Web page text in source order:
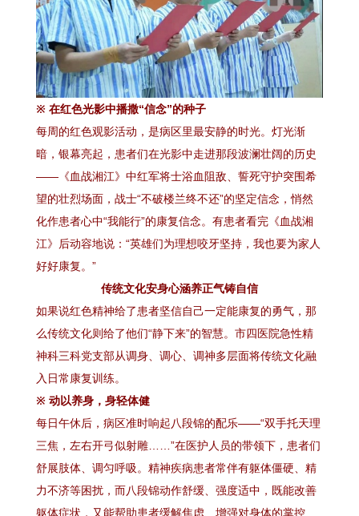
※ 在红色光影中播撒“信念”的种子
每周的红色观影活动，是病区里最安静的时光。灯光渐
暗，银幕亮起，患者们在光影中走进那段波澜壮阔的历史
——《血战湘江》中红军将士浴血阻敌、誓死守护突围希
望的壮烈场面，战士“不破楼兰终不还”的坚定信念，悄然
化作患者心中“我能行”的康复信念。有患者看完《血战湘
江》后动容地说：“英雄们为理想咬牙坚持，我也要为家人
好好康复。”
传统文化安身心涵养正气铸自信
如果说红色精神给了患者坚信自己一定能康复的勇气，那
么传统文化则给了他们“静下来”的智慧。市四医院急性精
神科三科党支部从调身、调心、调神多层面将传统文化融
入日常康复训练。
※ 动以养身，身轻体健
每日午休后，病区准时响起八段锦的配乐——“双手托天理
三焦，左右开弓似射雕……”在医护人员的带领下，患者们
舒展肢体、调匀呼吸。精神疾病患者常伴有躯体僵硬、精
力不济等困扰，而八段锦动作舒缓、强度适中，既能改善
躯体症状，又能帮助患者缓解焦虑、增强对身体的掌控